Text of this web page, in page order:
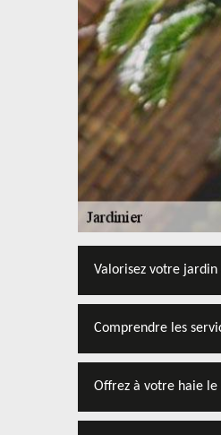
Valorisez votre jardin
Comprendre les
Offrez à votre haie le